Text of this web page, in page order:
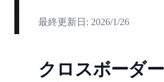
最終更新日: 2026/1/26
クロスボーダ